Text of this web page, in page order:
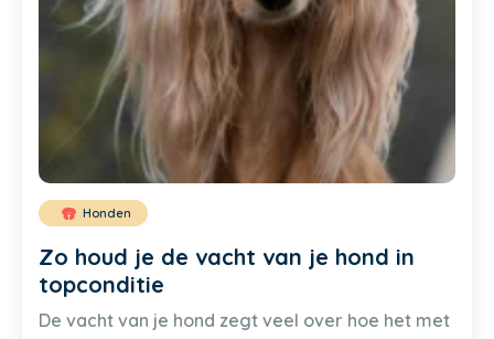
Honden
Zo houd je de vacht van je hond in
topconditie
De vacht van je hond zegt veel over hoe het met